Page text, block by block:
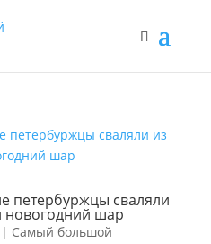
петербуржцы сваляли
новогодний шар
Самый большой